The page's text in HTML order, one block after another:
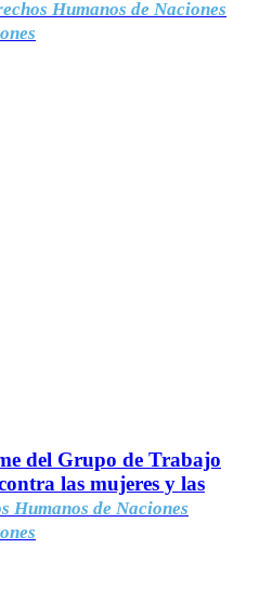
Humanos de Naciones
del Grupo de Trabajo
las mujeres y las
Humanos de Naciones